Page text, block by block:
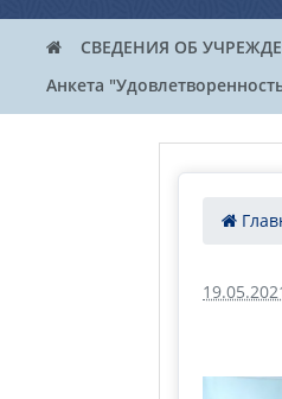
СВЕДЕНИЯ ОБ
Анкета